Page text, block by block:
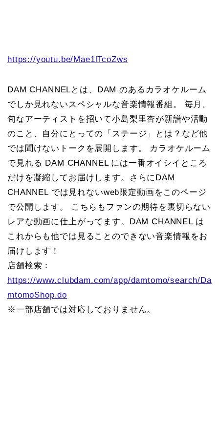
https://youtu.be/Mae1lTcoZws
DAM CHANNELとは、DAM のあるカラオケルーム
でしか見れないスペシャルな音楽情報番組。 毎月、
旬なアーティストを招いて小島梨里杏が新譜や活動
のこと、自分にとっての「ステージ」とは？など他
では聞けないトークを展開します。 カラオケルーム
で見れる DAM CHANNEL には一番オイシイところ
だけを凝縮してお届けします。さらにDAM
CHANNEL では見れないweb限定動画をこのページ
で公開します。 こちらもファンの期待を裏切らない
レアな動画に仕上がってます。DAM CHANNEL は
これからも他では見ることのできない音楽情報をお
届けします！
店舗検索：
https://www.clubdam.com/app/damtomo/search/Da
mtomoShop.do
※一部店舗では対応しておりません。